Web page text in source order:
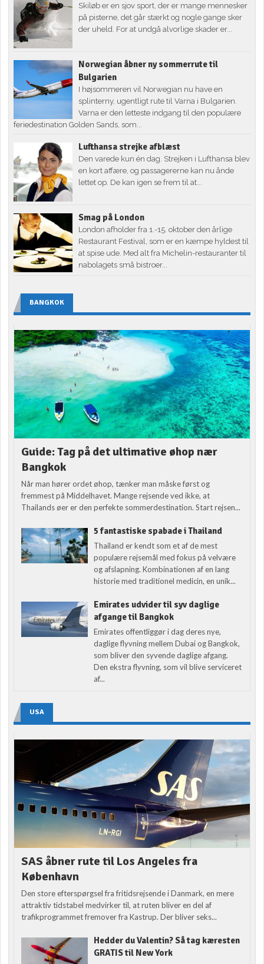
Skiløb er en sjov sport, der er mange mennesker
på pisterne, det går stærkt og nogle gange sker
der uheld. For at undgå alvorlige skader er...
Norwegian åbner ny sommerrute til
Bulgarien
I højsommeren vil Norwegian nu have en
splinterny, ugentligt rute til Varna i Bulgarien.
Varna er den letteste indgang til den populære
feriedestination Golden Sands, som...
Lufthansa strejke afblæst
Den varede kun én dag. Strejken i Lufthansa blev
en kort affære, og passagererne kan nu ånde
lettet op. De kan igen se frem til at...
Smag på London
London afholder fra 1.-15. oktober den årlige
Restaurant Festival, som er en kæmpe hyldest til
at spise ude. Med alt fra Michelin-restauranter til
nabolagets små bistroer...
BANGKOK
Guide: Tag på det ultimative øhop nær
Bangkok
Når man hører ordet øhop, tænker man måske først og
fremmest på Middelhavet. Mange rejsende ved ikke, at
Thailands øer er den perfekte sommerdestination. Start rejsen...
5 fantastiske spabade i Thailand
Thailand er kendt som et af de mest
populære rejsemål med fokus på velvære
og afslapning. Kombinationen af en lang
historie med traditionel medicin, en unik...
Emirates udvider til syv daglige
afgange til Bangkok
Emirates offentliggør i dag deres nye,
daglige flyvning mellem Dubai og Bangkok,
som bliver den syvende daglige afgang.
Den ekstra flyvning, som vil blive serviceret
af...
USA
SAS åbner rute til Los Angeles fra
København
Den store efterspørgsel fra fritidsrejsende i Danmark, en mere
attraktiv tidstabel medvirker til, at ruten bliver en del af
trafikprogrammet fremover fra Kastrup. Der bliver seks...
Hedder du Valentin? Så tag kæresten
GRATIS til New York